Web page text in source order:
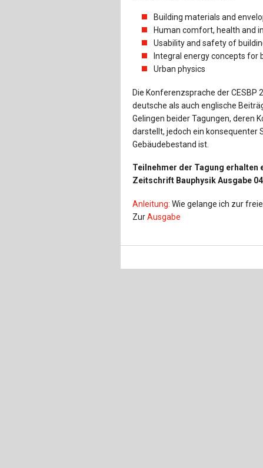
Building materials and
Human comfort, health and
Usability and safety of
Integral energy concepts for
Urban physics
Die Konferenzsprache der CESBP
deutsche als auch englische
Gelingen beider Tagungen, deren
darstellt, jedoch ein konsequenter
Gebäudebestand ist.
Teilnehmer der Tagung
Zeitschrift Bauphysik Ausgabe
Anleitung: Wie gelange ich zur
ZurAusgabe